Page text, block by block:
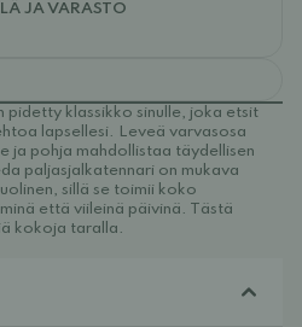
JA VARASTO
pidetty klassikko sinulle, joka etsit
lapsellesi. Leveä varvasosa
ja pohja mahdollistaa täydellisen
paljasjalkatennari on mukava
sillä se toimii koko
että viileinä päivinä. Tästä
kokoja taralla.